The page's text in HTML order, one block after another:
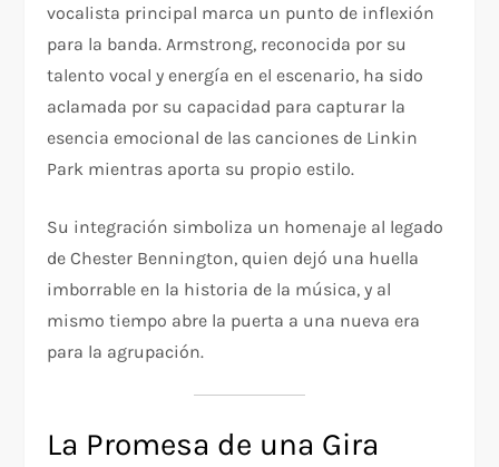
vocalista principal marca un punto de inflexión
para la banda. Armstrong, reconocida por su
talento vocal y energía en el escenario, ha sido
aclamada por su capacidad para capturar la
esencia emocional de las canciones de Linkin
Park mientras aporta su propio estilo.
Su integración simboliza un homenaje al legado
de Chester Bennington, quien dejó una huella
imborrable en la historia de la música, y al
mismo tiempo abre la puerta a una nueva era
para la agrupación.
La Promesa de una Gira